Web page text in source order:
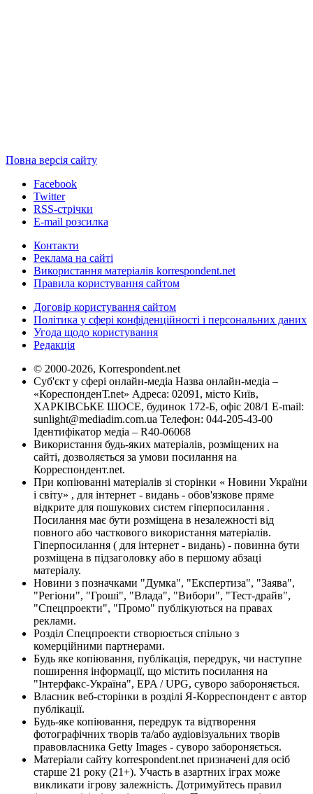
Повна версія сайту
Facebook
Twitter
RSS-стрічки
E-mail розсилка
Контакти
Реклама на сайті
Використання матеріалів korrespondent.net
Правила користування сайтом
Договір користування сайтом
Політика у сфері конфіденційності і персональних даних
Угода щодо користування
Редакція
© 2000-2026, Korrespondent.net
Суб'єкт у сфері онлайн-медіа Назва онлайн-медіа –
«КореспонденТ.net» Адреса: 02091, місто Київ,
ХАРКІВСЬКЕ ШОСЕ, будинок 172-Б, офіс 208/1 E-mail:
sunlight@mediadim.com.ua Телефон: 044-205-43-00
Ідентифікатор медіа – R40-06068
Використання будь-яких матеріалів, розміщених на
сайті, дозволяється за умови посилання на
Корреспондент.net.
При копіюванні матеріалів зі сторінки « Новини України
і світу» , для інтернет - видань - обов'язкове пряме
відкрите для пошукових систем гіперпосилання .
Посилання має бути розміщена в незалежності від
повного або часткового використання матеріалів.
Гіперпосилання ( для інтернет - видань) - повинна бути
розміщена в підзаголовку або в першому абзаці
матеріалу.
Новини з позначками "Думка", "Експертиза", "Заява",
"Регіони", "Гроші", "Влада", "Вибори", "Тест-драйв",
"Спецпроекти", "Промо" публікуються на правах
реклами.
Розділ Спецпроекти створюється спільно з
комерційними партнерами.
Будь яке копіювання, публікація, передрук, чи наступне
поширення інформації, що містить посилання на
"Інтерфакс-Україна", EPA / UPG, суворо забороняється.
Власник веб-сторінки в розділі Я-Корреспондент є автор
публікації.
Будь-яке копіювання, передрук та відтворення
фотографічних творів та/або аудіовізуальних творів
правовласника Getty Images - суворо забороняється.
Матеріали сайту korrespondent.net призначені для осіб
старше 21 року (21+). Участь в азартних іграх може
викликати ігрову залежність. Дотримуйтесь правил